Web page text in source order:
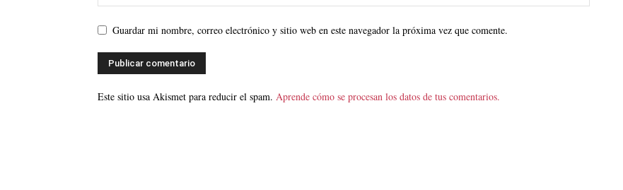
Guardar mi nombre, correo electrónico y sitio web en este navegador la próxima vez que comente.
Este sitio usa Akismet para reducir el spam. Aprende cómo se procesan los datos de tus comentarios.